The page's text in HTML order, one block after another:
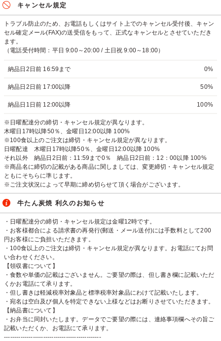
キャンセル規定
トラブル防止のため、お電話もしくはサイト上でのキャンセル受付後、キャン
セル確定メール(FAX)の送受信をもって、正式なキャンセルとさせていただき
ます。
（電話受付時間：平日 9:00～20:00 / 土日祝 9:00～18:00）
納品日2日前 16:59まで 0%
納品日2日前 17:00以降 50%
納品日1日前 12:00以降 100%
※日曜配達分の締切・キャンセル規定が異なります。
木曜日17時以降50％、金曜日12:00以降 100%
※100食以上のご注文は締切・キャンセル規定が異なります。
日曜配達 木曜日17時以降50％、金曜日12:00以降 100%
それ以外 納品日2日前：11:59まで0％ 納品日2日前：12：00以降 100%
※商品名に締切の記載がある商品に関しましては、変更締切・キャンセル規定
ともにそちらに準じます。
※ご注文状況によって早期に締め切らせて頂く場合がございます。
牛たん炭焼 利久のお知らせ
・日曜配達分の締切・キャンセル規定は金曜12時です。
・お客様都合による請求書の再発行(郵送・メール送付)には手数料として200
円お客様にご負担いただきます。
・100食以上のご注文は締切・キャンセル規定が異なります。お電話にてお問
い合わせください。
【領収書について】
・食数や単価の記載はございません。ご要望の際は、但し書き欄に記載いただ
くかお電話にて承ります。
・但し書きは軽減税率対象品と標準税率対象品にわけて記載いたします。
・宛名は空白及び個人を特定できない上様などはお断りさせていただきます。
【納品書について】
・お弁当に同封いたします。データでご要望の際には、連絡事項欄へその旨ご
記載いただくか、お電話にて承ります。
-----------------------------------------------